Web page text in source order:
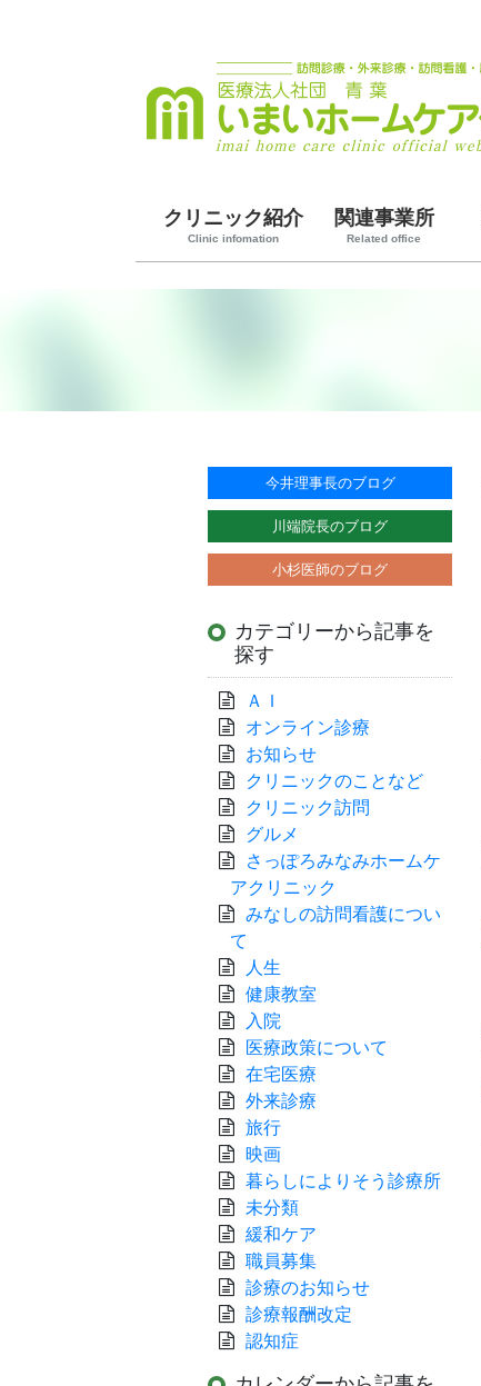
クリニック紹介
Clinic infomation
関連事業所
Related office
今井理事長のブログ
川端院長のブログ
小杉医師のブログ
カテゴリーから記事を
探す
ＡＩ
オンライン診療
お知らせ
クリニックのことなど
クリニック訪問
グルメ
さっぽろみなみホームケ
アクリニック
みなしの訪問看護につい
て
人生
健康教室
入院
医療政策について
在宅医療
外来診療
旅行
映画
暮らしによりそう診療所
未分類
緩和ケア
職員募集
診療のお知らせ
診療報酬改定
認知症